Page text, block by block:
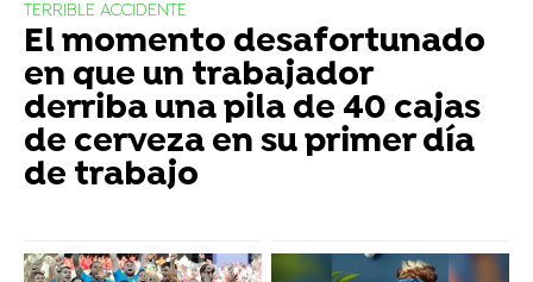
TERRIBLE ACCIDENTE
El momento desafortunado
en que un trabajador
derriba una pila de 40 cajas
de cerveza en su primer día
de trabajo